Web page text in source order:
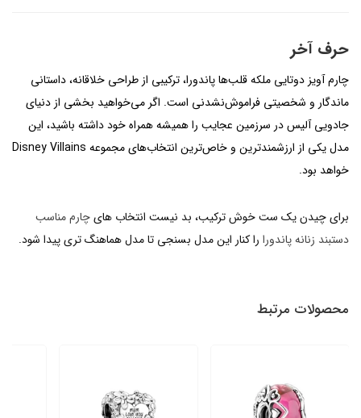
حرف آخر
چارم آویز دوتایی ملکه قلب‌ها پاندورا، ترکیبی از طراحی خلاقانه، داستانی
ماندگار و شخصیتی فراموش‌نشدنی است. اگر می‌خواهید بخشی از دنیای
جادویی آلیس در سرزمین عجایب را همیشه همراه خود داشته باشید، این
مدل یکی از ارزشمندترین و خاص‌ترین انتخاب‌های مجموعه Disney Villains
خواهد بود.
برای چیدن یک ست خوش ترکیب، بد نیست انتخاب هایچارم مناسب
دستبند زنانه پاندورا را کنار این مدل بسنجی تا مدل هماهنگ تری پیدا شود.
محصولات مرتبط